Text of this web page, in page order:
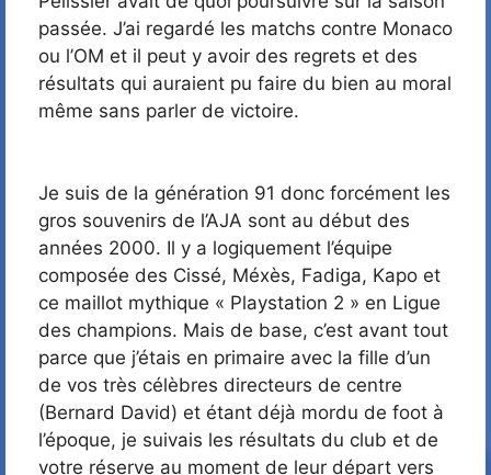
passée. J’ai regardé les matchs contre Monaco
ou l’OM et il peut y avoir des regrets et des
résultats qui auraient pu faire du bien au moral
même sans parler de victoire.
Je suis de la génération 91 donc forcément les
gros souvenirs de l’AJA sont au début des
années 2000. Il y a logiquement l’équipe
composée des Cissé, Méxès, Fadiga, Kapo et
ce maillot mythique « Playstation 2 » en Ligue
des champions. Mais de base, c’est avant tout
parce que j’étais en primaire avec la fille d’un
de vos très célèbres directeurs de centre
(Bernard David) et étant déjà mordu de foot à
l’époque, je suivais les résultats du club et de
votre réserve au moment de leur départ vers